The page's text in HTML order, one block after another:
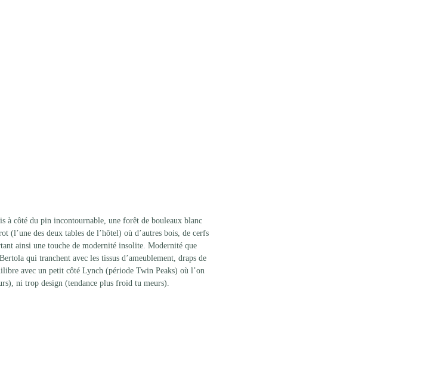
à côté du pin incontournable, une forêt de bouleaux blanc
des deux tables de l’hôtel) où d’autres bois, de cerfs
ainsi une touche de modernité insolite. Modernité que
qui tranchent avec les tissus d’ameublement, draps de
avec un petit côté Lynch (période Twin Peaks) où l’on
ni trop design (tendance plus froid tu meurs).